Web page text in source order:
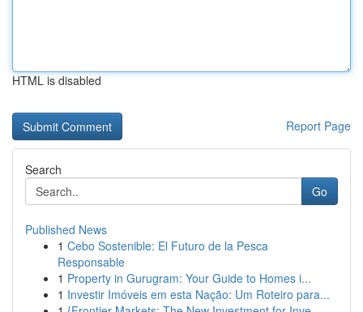
HTML is disabled
Report Page
Search
Go
Published News
1 Cebo Sostenible: El Futuro de la Pesca
Responsable
1 Property in Gurugram: Your Guide to Homes i...
1 Investir Imóveis em esta Nação: Um Roteiro para...